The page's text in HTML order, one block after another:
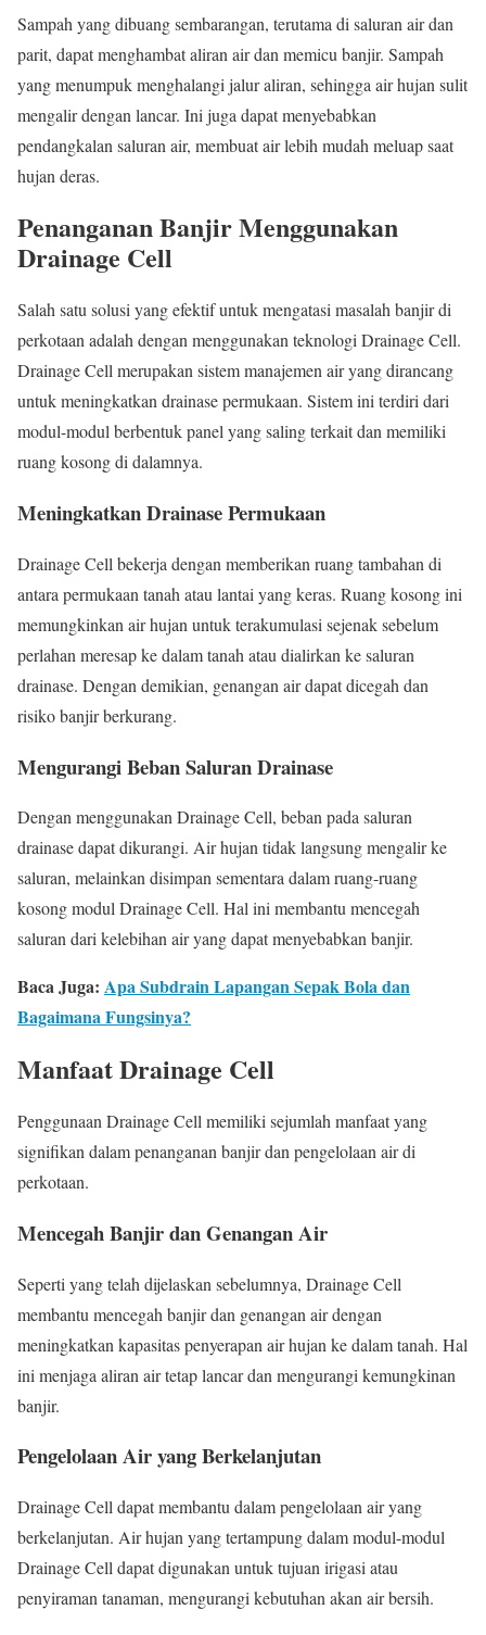
Sampah yang dibuang sembarangan, terutama di saluran air dan
parit, dapat menghambat aliran air dan memicu banjir. Sampah
yang menumpuk menghalangi jalur aliran, sehingga air hujan sulit
mengalir dengan lancar. Ini juga dapat menyebabkan
pendangkalan saluran air, membuat air lebih mudah meluap saat
hujan deras.
Penanganan Banjir Menggunakan
Drainage Cell
Salah satu solusi yang efektif untuk mengatasi masalah banjir di
perkotaan adalah dengan menggunakan teknologi Drainage Cell.
Drainage Cell merupakan sistem manajemen air yang dirancang
untuk meningkatkan drainase permukaan. Sistem ini terdiri dari
modul-modul berbentuk panel yang saling terkait dan memiliki
ruang kosong di dalamnya.
Meningkatkan Drainase Permukaan
Drainage Cell bekerja dengan memberikan ruang tambahan di
antara permukaan tanah atau lantai yang keras. Ruang kosong ini
memungkinkan air hujan untuk terakumulasi sejenak sebelum
perlahan meresap ke dalam tanah atau dialirkan ke saluran
drainase. Dengan demikian, genangan air dapat dicegah dan
risiko banjir berkurang.
Mengurangi Beban Saluran Drainase
Dengan menggunakan Drainage Cell, beban pada saluran
drainase dapat dikurangi. Air hujan tidak langsung mengalir ke
saluran, melainkan disimpan sementara dalam ruang-ruang
kosong modul Drainage Cell. Hal ini membantu mencegah
saluran dari kelebihan air yang dapat menyebabkan banjir.
Baca Juga: Apa Subdrain Lapangan Sepak Bola dan
Bagaimana Fungsinya?
Manfaat Drainage Cell
Penggunaan Drainage Cell memiliki sejumlah manfaat yang
signifikan dalam penanganan banjir dan pengelolaan air di
perkotaan.
Mencegah Banjir dan Genangan Air
Seperti yang telah dijelaskan sebelumnya, Drainage Cell
membantu mencegah banjir dan genangan air dengan
meningkatkan kapasitas penyerapan air hujan ke dalam tanah. Hal
ini menjaga aliran air tetap lancar dan mengurangi kemungkinan
banjir.
Pengelolaan Air yang Berkelanjutan
Drainage Cell dapat membantu dalam pengelolaan air yang
berkelanjutan. Air hujan yang tertampung dalam modul-modul
Drainage Cell dapat digunakan untuk tujuan irigasi atau
penyiraman tanaman, mengurangi kebutuhan akan air bersih.